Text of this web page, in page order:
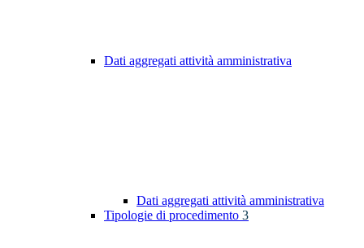
Dati aggregati attività amministrativa
Dati aggregati attività amministrativa
Tipologie di procedimento 3